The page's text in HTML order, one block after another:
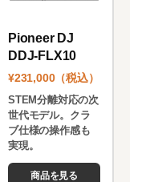
Pioneer DJ
DDJ-FLX10
¥231,000（税込）
STEM分離対応の次
世代モデル。クラ
ブ仕様の操作感も
実現。
商品を見る